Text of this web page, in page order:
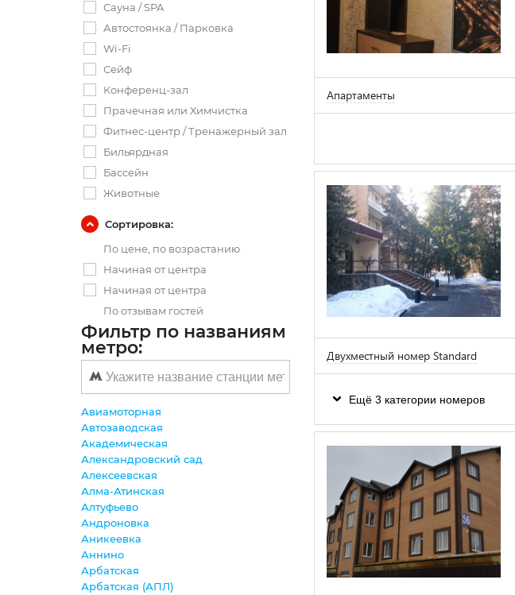
Апартаменты
Двухместный номер Standard
Ещё 3 категории номеров
Сауна / SPA
Автостоянка / Парковка
Wi-Fi
Сейф
Конференц-зал
Прачечная или Химчистка
Фитнес-центр / Тренажерный зал
Бильярдная
Бассейн
Животные
Сортировка:
По цене, по возрастанию
Начиная от центра
Начиная от центра
По отзывам гостей
Фильтр по названиям
метро:
Авиамоторная
Автозаводская
Академическая
Александровский сад
Алексеевская
Алма-Атинская
Алтуфьево
Андроновка
Аникеевка
Аннино
Арбатская
Арбатская (АПЛ)